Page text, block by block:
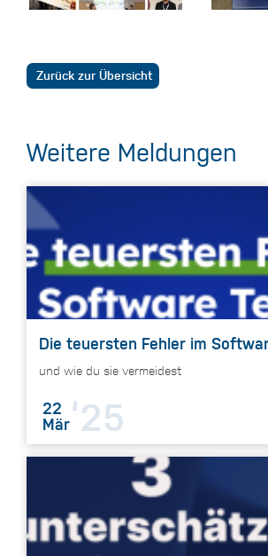
Zurück zur Übersicht
Weitere Meldungen
Die teuersten Fehler im
und wie du sie vermeidest
22
Mär‘25